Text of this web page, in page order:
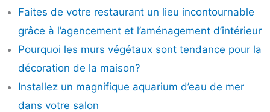
Faites de votre restaurant un lieu incontournable
grâce à l’agencement et l’aménagement d’intérieur
Pourquoi les murs végétaux sont tendance pour la
décoration de la maison?
Installez un magnifique aquarium d’eau de mer
dans votre salon